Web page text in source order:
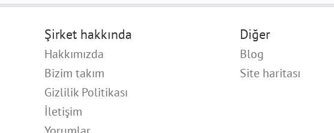
Şirket hakkında
Hakkımızda
Bizim takım
Gizlilik Politikası
İletişim
Diğer
Blog
Site haritası